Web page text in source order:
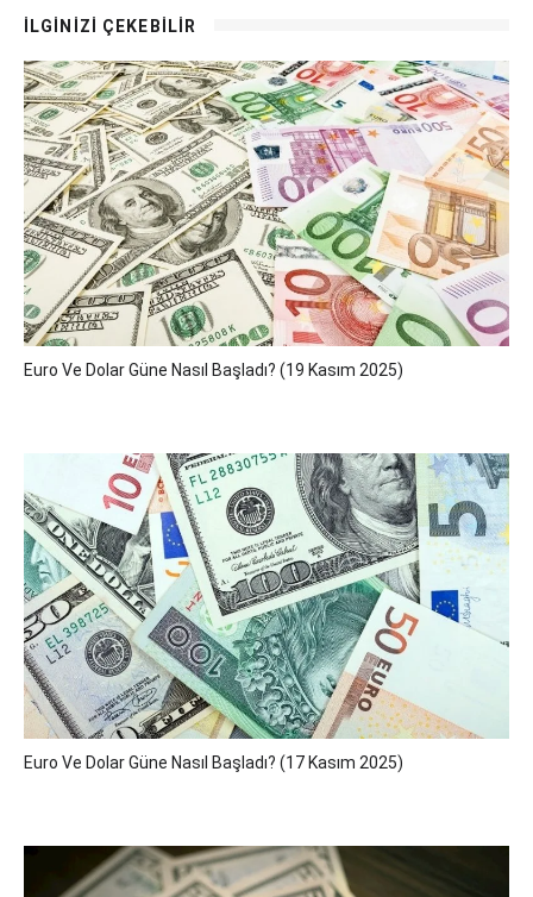
İLGİNİZİ ÇEKEBİLİR
Euro Ve Dolar Güne Nasıl Başladı? (19 Kasım 2025)
Euro Ve Dolar Güne Nasıl Başladı? (17 Kasım 2025)